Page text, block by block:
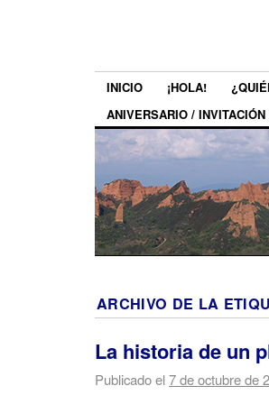
INICIO ¡HOLA!
ANIVERSARIO /
ARCHIVO DE LA
La historia de un
Publicado el7 de octubre de